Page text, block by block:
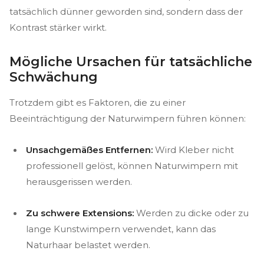
tatsächlich dünner geworden sind, sondern dass der
Kontrast stärker wirkt.
Mögliche Ursachen für tatsächliche
Schwächung
Trotzdem gibt es Faktoren, die zu einer
Beeinträchtigung der Naturwimpern führen können:
Unsachgemäßes Entfernen: Wird Kleber nicht
professionell gelöst, können Naturwimpern mit
herausgerissen werden.
Zu schwere Extensions: Werden zu dicke oder zu
lange Kunstwimpern verwendet, kann das
Naturhaar belastet werden.